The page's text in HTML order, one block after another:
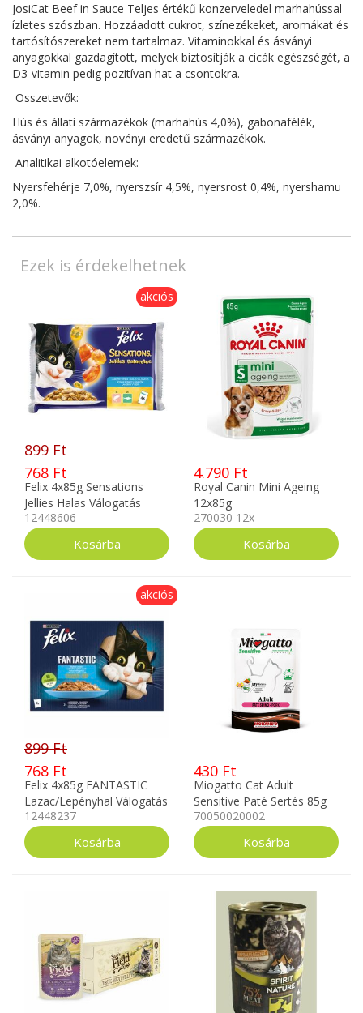
JosiCat Beef in Sauce Teljes értékű konzerveledel marhahússal
ízletes szószban. Hozzáadott cukrot, színezékeket, aromákat és
tartósítószereket nem tartalmaz. Vitaminokkal és ásványi
anyagokkal gazdagított, melyek biztosítják a cicák egészségét, a
D3-vitamin pedig pozitívan hat a csontokra.
Összetevők:
Hús és állati származékok (marhahús 4,0%), gabonafélék,
ásványi anyagok, növényi eredetű származékok.
Analitikai alkotóelemek:
Nyersfehérje 7,0%, nyerszsír 4,5%, nyersrost 0,4%, nyershamu
2,0%.
Ezek is érdekelhetnek
akciós
899 Ft
768 Ft
Felix 4x85g Sensations
Jellies Halas Válogatás
Aszpikban 12448606
12448606
4.790 Ft
Royal Canin Mini Ageing
12x85g
270030 12x
akciós
899 Ft
768 Ft
Felix 4x85g FANTASTIC
Lazac/Lepényhal Válogatás
Aszpikban
12448237
430 Ft
Miogatto Cat Adult
Sensitive Paté Sertés 85g
70050020002